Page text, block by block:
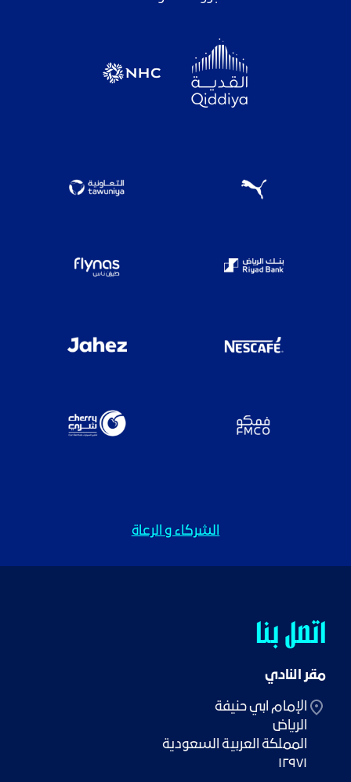
الشركاء و الرعاة
اتصل بنا
مقر النادي
١٢٩٧١